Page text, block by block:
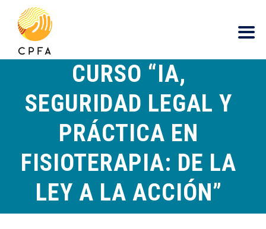
contenido
CURSO “IA,
SEGURIDAD LEGAL Y
PRÁCTICA EN
FISIOTERAPIA: DE LA
LEY A LA ACCIÓN”